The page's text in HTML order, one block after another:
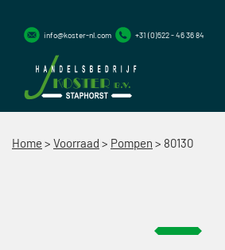
info@koster-nl.com +31 (0)522 - 46 36 84
Home > Voorraad > Pompen > 80130